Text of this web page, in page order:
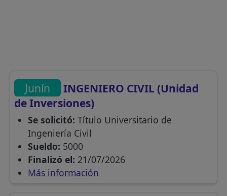
Junín
INGENIERO CIVIL (Unidad
de Inversiones)
Se solicitó: Título Universitario de
Ingeniería Civil
Sueldo: 5000
Finalizó el: 21/07/2026
Más información